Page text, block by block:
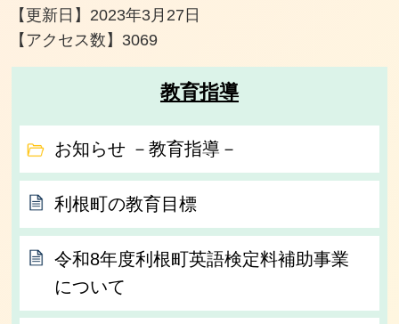
【更新日】 2023年3月27日
【アクセス数】 3069
教育指導
お知らせ －教育指導－
利根町の教育目標
令和8年度利根町英語検定料補助事業
について